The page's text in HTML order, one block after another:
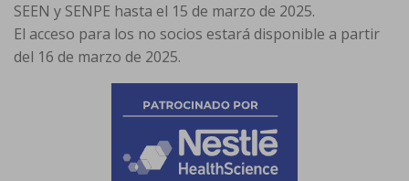
SEEN y SENPE hasta el 15 de marzo de 2025.
El acceso para los no socios estará disponible a partir
del 16 de marzo de 2025.